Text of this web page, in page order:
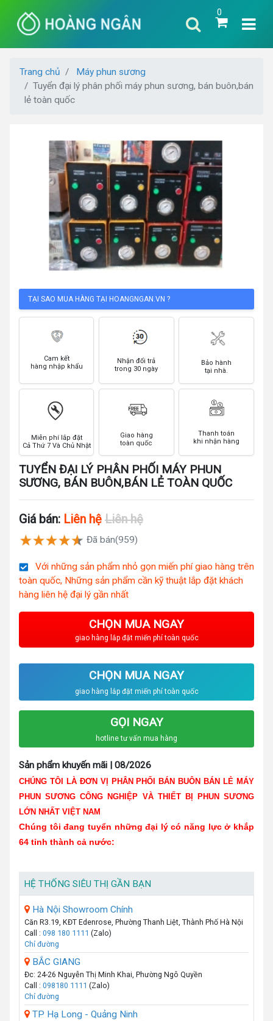
0
Trang chủ
Máy phun sương
Tuyển đại lý phân phối máy phun sương, bán buôn,bán
lẻ toàn quốc
TẠI SAO MUA HÀNG TẠI HOANGNGAN.VN ?
Cam kết
hàng nhập khẩu
Nhận đổi trả
trong 30 ngày
Bảo hành
tại nhà.
Miễn phí lắp đặt
Cả Thứ 7 Và Chủ Nhật
Giao hàng
toàn quốc
Thanh toán
khi nhận hàng
TUYỂN ĐẠI LÝ PHÂN PHỐI MÁY PHUN
SƯƠNG, BÁN BUÔN,BÁN LẺ TOÀN QUỐC
Giá bán: Liên hệ Liên hệ
Đã bán(959)
Với những sản phẩm nhỏ gọn miến phí giao hàng trên
toàn quốc, Những sản phẩm cần kỹ thuật lắp đặt khách
hàng liên hệ đại lý gần nhất
CHỌN MUA NGAY
giao hàng lắp đặt miến phí toàn quốc
CHỌN MUA NGAY
giao hàng lắp đặt miến phí toàn quốc
GỌI NGAY
hotline tư vấn mua hàng
Sản phẩm khuyến mãi | 08/2026
CHÚNG TÔI LÀ ĐƠN VỊ PHÂN PHỐI BÁN BUÔN BÁN LẺ MÁY
PHUN SƯƠNG CÔNG NGHIỆP VÀ THIẾT BỊ PHUN SƯƠNG
LỚN NHẤT VIỆT NAM
Chúng tôi đang tuyển những đại lý có năng lực ở khắp
64 tỉnh thành cả nước:
HỆ THỐNG SIÊU THỊ GẦN BẠN
Hà Nội Showroom Chính
Căn R3.19, KĐT Edenrose, Phường Thanh Liệt, Thành Phố Hà Nội
Call : 098 180 1111 (Zalo)
Chỉ đường
BẮC GIANG
Đc: 24-26 Nguyễn Thị Minh Khai, Phường Ngô Quyền
Call : 098180 1111 (Zalo)
Chỉ đường
TP Hạ Long - Quảng Ninh